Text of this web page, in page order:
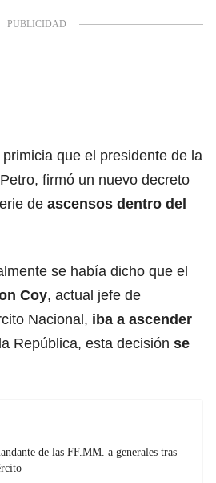
que el presidente de la
firmó un nuevo decreto
de ascensos dentro del
se había dicho que el
Coy, actual jefe de
Nacional, iba a ascender
República, esta decisión se
de las FF.MM. a generales tras